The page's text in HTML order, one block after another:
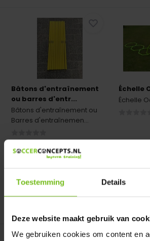
Toestemming Details
Deze website maakt gebruik van
We gebruiken cookies om content en
Bâtons d'entraînement
ou barres d'entr...
Bâtons d'entraînement ou
Barres d'entraînemen...
Deliverytime
Échelle
Échelle